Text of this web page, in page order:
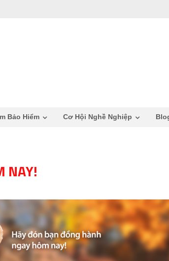
Bảo Hiểm Cơ Hội Nghề Nghiệp
NAY!